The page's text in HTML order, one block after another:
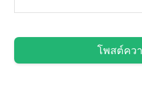
โพสต์คว